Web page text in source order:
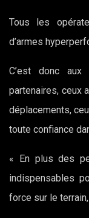
Tous les
d’armes
C’est donc
partenaires, ceux
déplacements,
toute confiance
« En plus des
indispensables
force sur le terrain,